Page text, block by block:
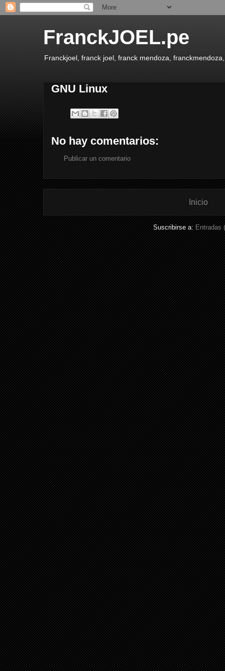
FranckJOEL.pe
Franckjoel, franck joel, franck mendoza,
GNU Linux
No hay comentarios:
Publicar un comentario
Inicio
Suscribirse a:Entradas